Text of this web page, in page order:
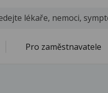
Pro zaměstnavatele